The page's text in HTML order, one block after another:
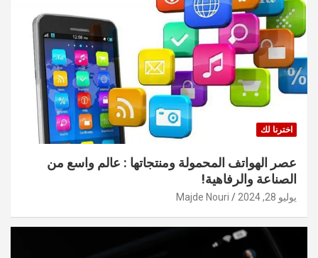
اخترنا لك
عصر الهواتف المحمولة ومنتجاتها : عالم واسع من
الصناعة والرفاهية!
يوليو 28, 2024 Majde Nouri